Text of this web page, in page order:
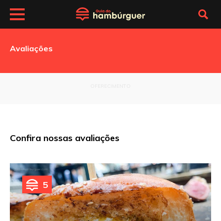
Avaliações
Confira nossas avaliações
5